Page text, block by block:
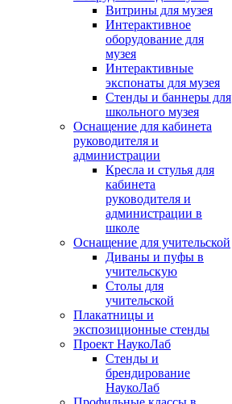
Витрины для музея
Интерактивное
оборудование для
музея
Интерактивные
экспонаты для музея
Стенды и баннеры для
школьного музея
Оснащение для кабинета
руководителя и
администрации
Кресла и стулья для
кабинета
руководителя и
администрации в
школе
Оснащение для учительской
Диваны и пуфы в
учительскую
Столы для
учительской
Плакатницы и
экспозиционные стенды
Проект НаукоЛаб
Стенды и
брендирование
НаукоЛаб